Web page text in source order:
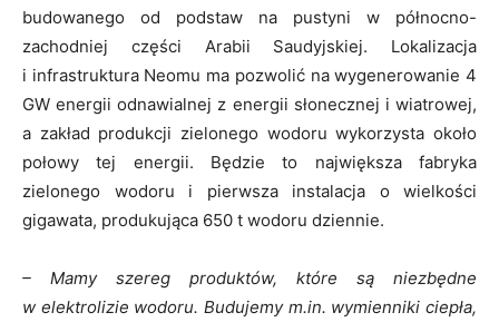
budowanego od podstaw na pustyni w północno-
zachodniej części Arabii Saudyjskiej. Lokalizacja
i infrastruktura Neomu ma pozwolić na wygenerowanie 4
GW energii odnawialnej z energii słonecznej i wiatrowej,
a zakład produkcji zielonego wodoru wykorzysta około
połowy tej energii. Będzie to największa fabryka
zielonego wodoru i pierwsza instalacja o wielkości
gigawata, produkująca 650 t wodoru dziennie.
– Mamy szereg produktów, które są niezbędne
w elektrolizie wodoru. Budujemy m.in. wymienniki ciepła,